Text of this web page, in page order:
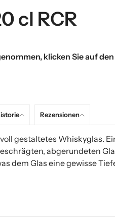
cl RCR
klicken Sie auf
Rezensionen
gestaltetes Whiskyglas.
abgerundeten
dem Glas eine gewisse